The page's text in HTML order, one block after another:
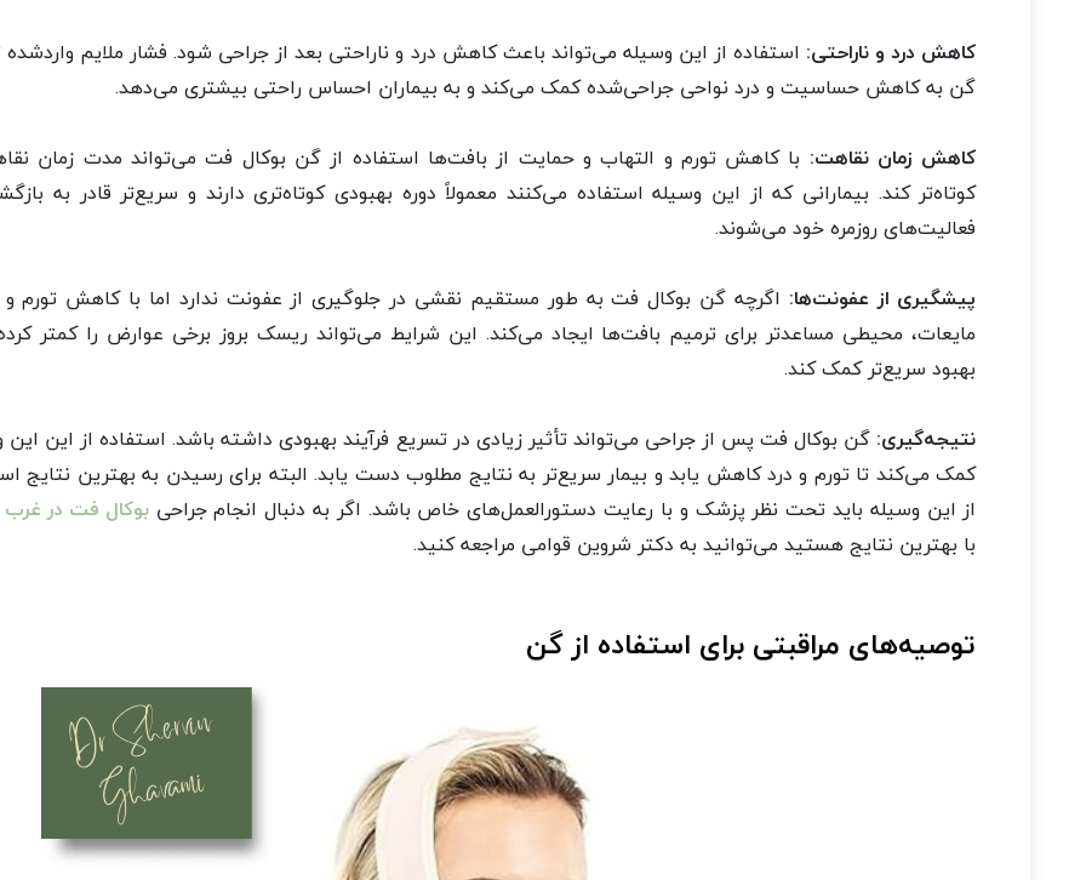
کاهش درد و ناراحتی: استفاده از این وسیله می‌تواند باعث کاهش درد و ناراحتی بعد از جراحی شود. فشار ملایم
گن به کاهش حساسیت و درد نواحی جراحی‌شده کمک می‌کند و به بیماران احساس راحتی بیشتری می‌دهد.
کاهش زمان نقاهت: با کاهش تورم و التهاب و حمایت از بافت‌ها استفاده از گن بوکال فت می‌تواند مدت زمان
کوتاه‌تر کند. بیمارانی که از این وسیله استفاده می‌کنند معمولاً دوره بهبودی کوتاه‌تری دارند و سریع‌تر قادر به
فعالیت‌های روزمره خود می‌شوند.
پیشگیری از عفونت‌ها: اگرچه گن بوکال فت به طور مستقیم نقشی در جلوگیری از عفونت ندارد اما با کاهش تورم
مایعات، محیطی مساعدتر برای ترمیم بافت‌ها ایجاد می‌کند. این شرایط می‌تواند ریسک بروز برخی عوارض را کمتر
بهبود سریع‌تر کمک کند.
نتیجه‌گیری: گن بوکال فت پس از جراحی می‌تواند تأثیر زیادی در تسریع فرآیند بهبودی داشته باشد. استفاده از این این
کمک می‌کند تا تورم و درد کاهش یابد و بیمار سریع‌تر به نتایج مطلوب دست یابد. البته برای رسیدن به بهترین نتایج
از این وسیله باید تحت نظر پزشک و با رعایت دستورالعمل‌های خاص باشد. اگر به دنبال انجام جراحیبوکال فت در غرب
با بهترین نتایج هستید می‌توانید به دکتر شروین قوامی مراجعه کنید.
توصیه‌های مراقبتی برای استفاده از گن